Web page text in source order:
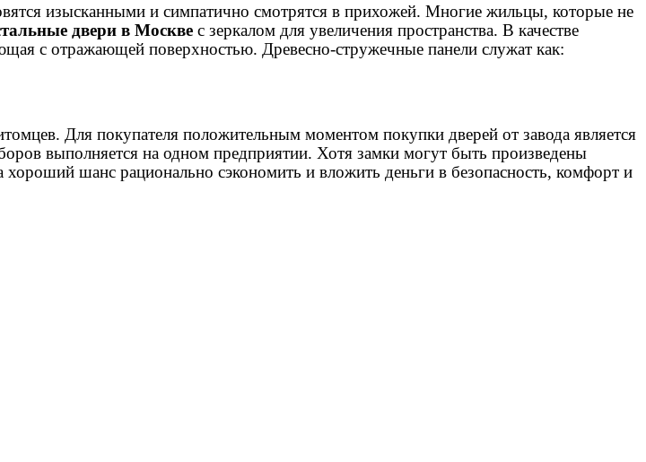
изысканными и симпатично смотрятся в прихожей. Многие жильцы, которые не
двери в Москве с зеркалом для увеличения пространства. В качестве
с отражающей поверхностью. Древесно-стружечные панели служат как:
Для покупателя положительным моментом покупки дверей от завода является
выполняется на одном предприятии. Хотя замки могут быть произведены
шанс рационально сэкономить и вложить деньги в безопасность, комфорт и